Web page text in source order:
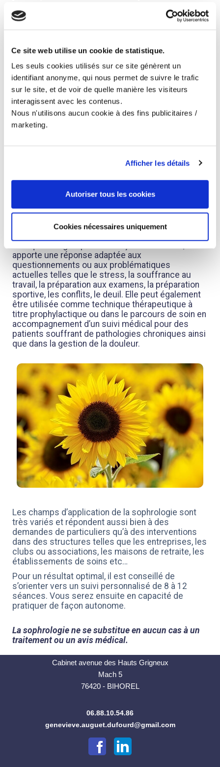
Ce site web utilise un cookie de statistique.
Les seuls cookies utilisés sur ce site génèrent un
identifiant anonyme, qui nous permet de suivre le trafic
sur le site, et de voir de quelle manière les visiteurs
interagissent avec les contenus.
Nous n'utilisons aucun cookie à des fins publicitaires /
marketing.
Afficher les détails
Autoriser tous les cookies
Cookies nécessaires uniquement
Les principes et les indications de la
sophrologie
Elle utilise un ensemble de techniques non tactiles
musculaire, le contrôle de la respiration, les
visualisations positives pour permettre à chacun
de faire émerger ses propres ressources et
capacités, d’améliorer ainsi son quotidien, de
porter un nouveau regard sur lui, les autres et
d’aborder les situations auxquelles il est confronté
plus sereinement.
reconnectant à ses sensations corporelles, et
contribuant ainsi à un schéma corporel plus
élaboré, plus riche. Elle active un nouvel équilibre
connaissances, les croyances et les
apporte une réponse adaptée aux
questionnements ou aux problématiques
actuelles telles que le stress, la souffrance au
travail, la préparation aux examens, la préparation
sportive, les conflits, le deuil. Elle peut également
être utilisée comme technique thérapeutique à
titre prophylactique ou dans le parcours de soin en
accompagnement d’un suivi médical pour des
patients souffrant de pathologies chroniques ainsi
que dans la gestion de la douleur.
Les champs d’application de la sophrologie sont
très variés et répondent aussi bien à des
demandes de particuliers qu’à des interventions
dans des structures telles que les entreprises, les
clubs ou associations, les maisons de retraite, les
établissements de soins etc…
Pour un résultat optimal, il est conseillé de
s’orienter vers un suivi personnalisé de 8 à 12
séances. Vous serez ensuite en capacité de
pratiquer de façon autonome.
La sophrologie ne se substitue en aucun cas à un
traitement ou un avis médical.
Cabinet avenue des Hauts Grigneux
Mach 5
76420 - BIHOREL
06.88.10.54.86
genevieve.auguet.dufourd@gmail.com